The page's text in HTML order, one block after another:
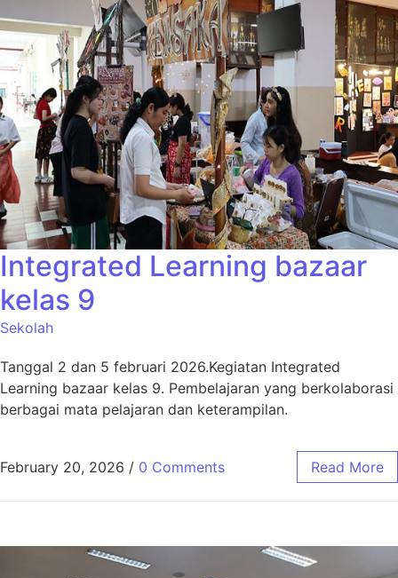
Integrated Learning bazaar
kelas 9
Sekolah
Tanggal 2 dan 5 februari 2026.Kegiatan Integrated
Learning bazaar kelas 9. Pembelajaran yang berkolaborasi
berbagai mata pelajaran dan keterampilan.
February 20, 2026 / 0 Comments Read More